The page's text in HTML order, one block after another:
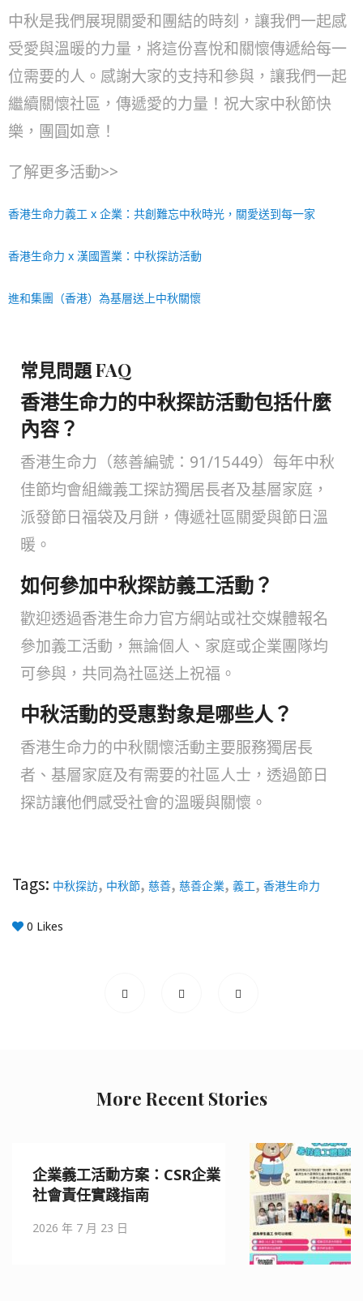
中秋是我們展現關愛和團結的時刻，讓我們一起感
受愛與溫暖的力量，將這份喜悅和關懷傳遞給每一
位需要的人。感謝大家的支持和參與，讓我們一起
繼續關懷社區，傳遞愛的力量！祝大家中秋節快
樂，團圓如意！
了解更多活動>>
香港生命力義工 x 企業：共創難忘中秋時光，關愛送到每一家
香港生命力 x 漢國置業：中秋探訪活動
進和集團（香港）為基層送上中秋關懷
常見問題 FAQ
香港生命力的中秋探訪活動包括什麼
內容？
香港生命力（慈善編號：91/15449）每年中秋
佳節均會組織義工探訪獨居長者及基層家庭，
派發節日福袋及月餅，傳遞社區關愛與節日溫
暖。
如何參加中秋探訪義工活動？
歡迎透過香港生命力官方網站或社交媒體報名
參加義工活動，無論個人、家庭或企業團隊均
可參與，共同為社區送上祝福。
中秋活動的受惠對象是哪些人？
香港生命力的中秋關懷活動主要服務獨居長
者、基層家庭及有需要的社區人士，透過節日
探訪讓他們感受社會的溫暖與關懷。
Tags: 中秋探訪, 中秋節, 慈善, 慈善企業, 義工, 香港生命力
0 Likes
More Recent Stories
香港義工招募2026｜親子
活動報名・義工服務推薦
香港生命力
2026 年 7 月 16 日